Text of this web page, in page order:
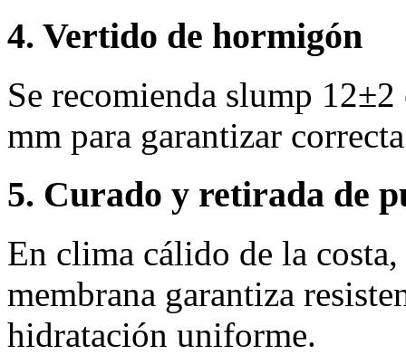
4. Vertido de hormigón
Se recomienda slump
mm para garantizar
5. Curado y retirada de
En clima cálido de la
membrana garantiza
hidratación uniforme.